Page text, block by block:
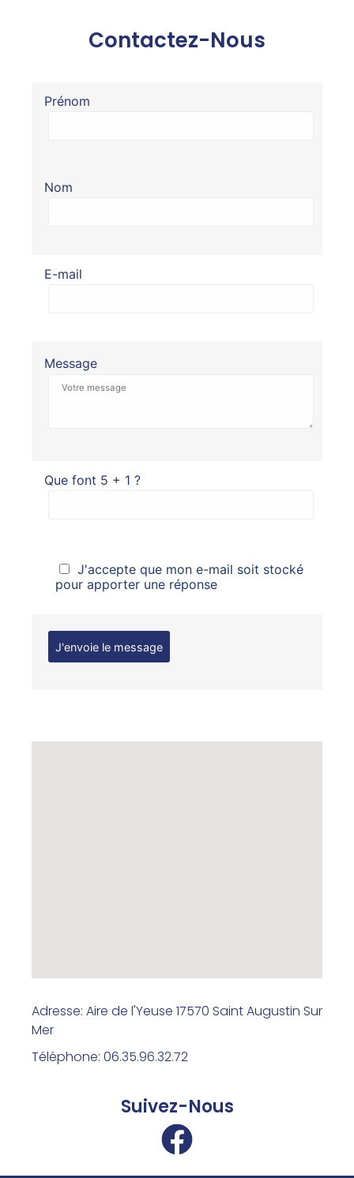
Contactez-Nous
Prénom
Nom
E-mail
Message
Que font 5 + 1 ?
J'accepte que mon e-mail soit stocké
pour apporter une réponse
Adresse: Aire de l'Yeuse 17570 Saint Augustin Sur
Mer
Téléphone: 06.35.96.32.72
Suivez-Nous